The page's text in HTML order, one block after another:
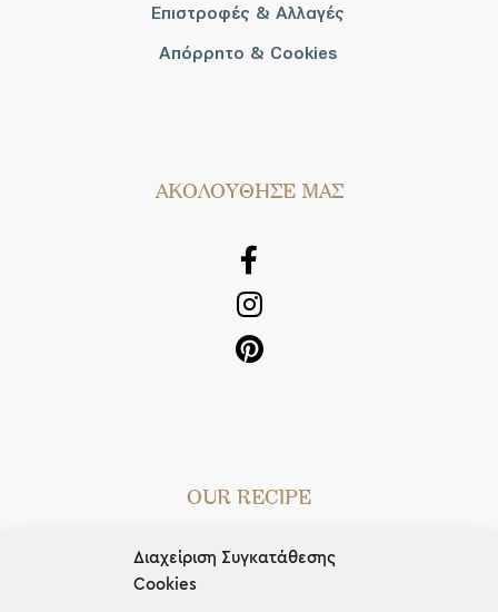
Διαχείριση Συγκατάθεσης
Cookies
Επιστροφές & Αλλαγές
Απόρρητο & Cookies
AΚΟΛΟΥΘΗΣΕ ΜΑΣ
OUR RECIPE